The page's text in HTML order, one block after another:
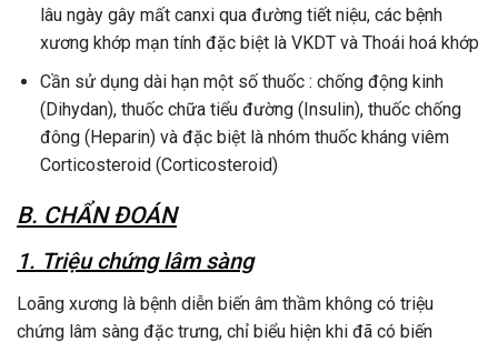
lâu ngày gây mất canxi qua đường tiết niệu, các bệnh
xương khớp mạn tính đặc biệt là VKDT và Thoái hoá khớp
Cần sử dụng dài hạn một số thuốc : chống động kinh
(Dihydan), thuốc chữa tiểu đường (Insulin), thuốc chống
đông (Heparin) và đặc biệt là nhóm thuốc kháng viêm
Corticosteroid (Corticosteroid)
B. CHẨN ĐOÁN
1. Triệu chứng lâm sàng
Loãng xương là bệnh diễn biến âm thầm không có triệu
chứng lâm sàng đặc trưng, chỉ biểu hiện khi đã có biến